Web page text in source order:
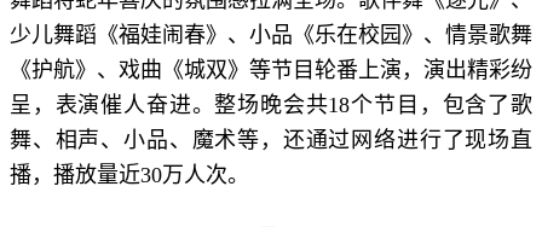
少儿舞蹈《福娃闹春》、小品《乐在校园》、情景歌舞
《护航》、戏曲《城双》等节目轮番上演，演出精彩纷
呈，表演催人奋进。整场晚会共18个节目，包含了歌
舞、相声、小品、魔术等，还通过网络进行了现场直
播，播放量近30万人次。